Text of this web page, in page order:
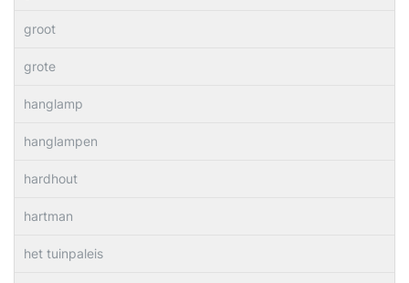
groot
grote
hanglamp
hanglampen
hardhout
hartman
het tuinpaleis